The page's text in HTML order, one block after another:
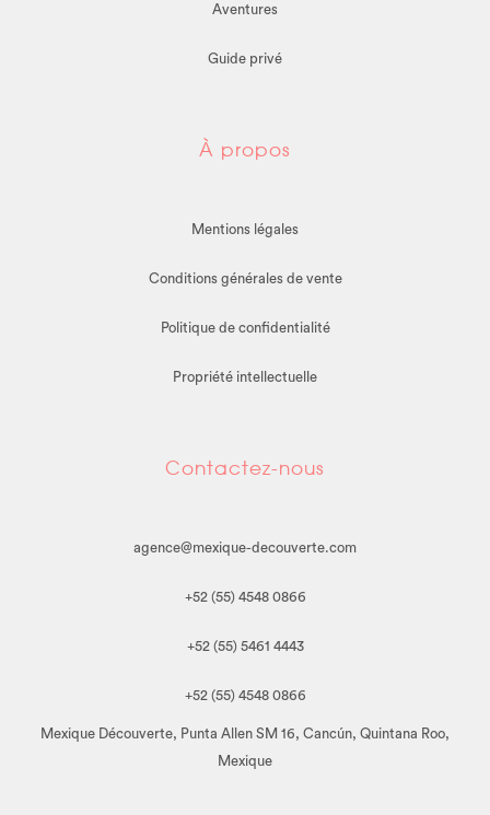
Aventures
Guide privé
À propos
Mentions légales
Conditions générales de vente
Politique de confidentialité
Propriété intellectuelle
Contactez-nous
agence@mexique-decouverte.com
+52 (55) 4548 0866
+52 (55) 5461 4443
+52 (55) 4548 0866
Mexique Découverte, Punta Allen SM 16, Cancún, Quintana Roo,
Mexique